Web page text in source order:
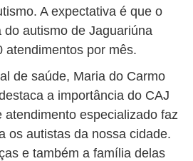
A expectativa é que o
do autismo de Jaguariúna
atendimentos por mês.
de saúde, Maria do Carmo
a importância do CAJ
atendimento especializado faz
os autistas da nossa cidade.
e também a família delas